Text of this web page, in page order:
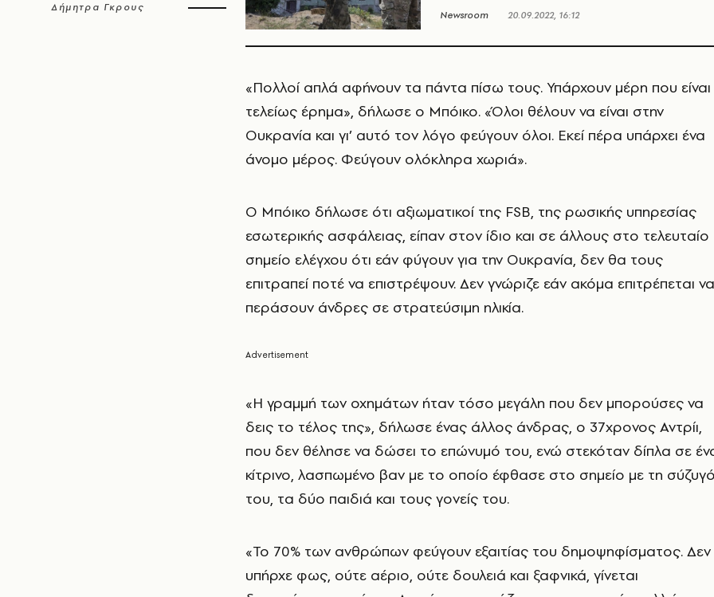
Δήμητρα Γκρους
Newsroom 20.09.2022, 16:12
«Πολλοί απλά αφήνουν τα πάντα πίσω τους. Υπάρχουν μέρη που είναι
τελείως έρημα», δήλωσε ο Μπόικο. «Όλοι θέλουν να είναι στην
Ουκρανία και γι’ αυτό τον λόγο φεύγουν όλοι. Εκεί πέρα υπάρχει ένα
άνομο μέρος. Φεύγουν ολόκληρα χωριά».
Ο Μπόικο δήλωσε ότι αξιωματικοί της FSB, της ρωσικής υπηρεσίας
εσωτερικής ασφάλειας, είπαν στον ίδιο και σε άλλους στο τελευταίο
σημείο ελέγχου ότι εάν φύγουν για την Ουκρανία, δεν θα τους
επιτραπεί ποτέ να επιστρέψουν. Δεν γνώριζε εάν ακόμα επιτρέπεται να
περάσουν άνδρες σε στρατεύσιμη ηλικία.
«Η γραμμή των οχημάτων ήταν τόσο μεγάλη που δεν μπορούσες να
δεις το τέλος της», δήλωσε ένας άλλος άνδρας, ο 37χρονος Αντρίι,
που δεν θέλησε να δώσει το επώνυμό του, ενώ στεκόταν δίπλα σε
κίτρινο, λασπωμένο βαν με το οποίο έφθασε στο σημείο με τη
του, τα δύο παιδιά και τους γονείς του.
«Το 70% των ανθρώπων φεύγουν εξαιτίας του δημοψηφίσματος. Δεν
υπήρχε φως, ούτε αέριο, ούτε δουλειά και ξαφνικά, γίνεται